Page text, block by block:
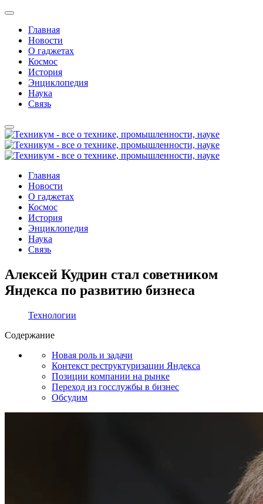
Главная
Новости
О гаджетах
Космос
История
Энциклопедия
Наука
Связь
Главная
Новости
О гаджетах
Космос
История
Энциклопедия
Наука
Связь
Алексей Кудрин стал советником
Яндекса по развитию бизнеса
Технологии
Содержание
Новая роль и задачи
Контекст реструктуризации Яндекса
Позиции компании на рынке
Переход из госслужбы в бизнес
Обсудим